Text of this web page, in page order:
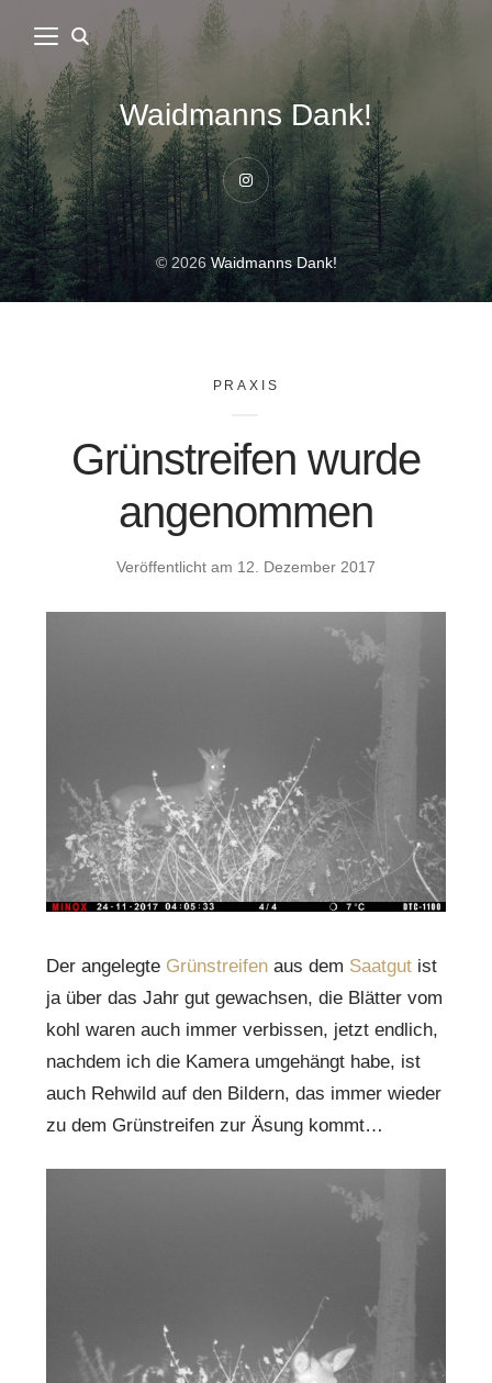
Waidmanns Dank!
Instagram
© 2026Waidmanns Dank!
PRAXIS
Grünstreifen wurde
angenommen
Veröffentlicht am 12. Dezember 2017
Der angelegte Grünstreifen aus dem Saatgut ist
ja über das Jahr gut gewachsen, die Blätter vom
kohl waren auch immer verbissen, jetzt endlich,
nachdem ich die Kamera umgehängt habe, ist
auch Rehwild auf den Bildern, das immer wieder
zu dem Grünstreifen zur Äsung kommt…